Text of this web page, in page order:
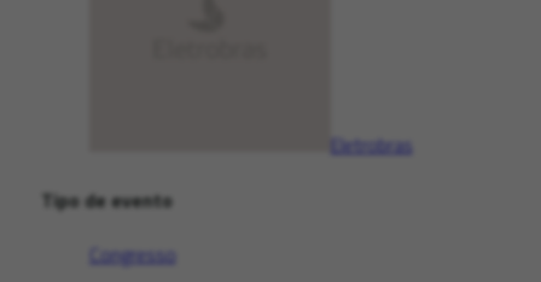
Eletrobras
Tipo de evento
Congresso